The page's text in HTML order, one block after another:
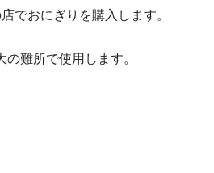
でおにぎりを購入します。
難所で使用します。